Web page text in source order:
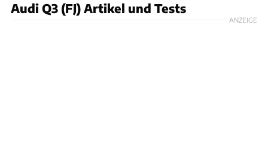
Audi Q3 (FJ) Artikel und Tests
ANZEIGE